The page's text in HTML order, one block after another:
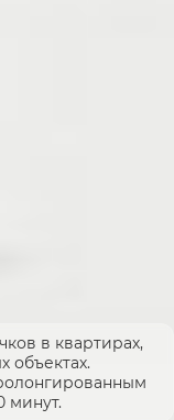
в квартирах,
объектах.
минут.